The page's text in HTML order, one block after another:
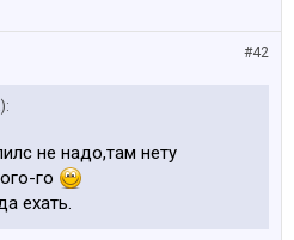
#42
не надо,там нету
го
ехать.